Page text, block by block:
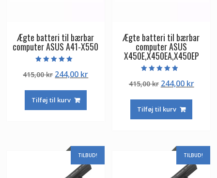
Ægte batteri til bærbar
computer ASUS A41-X550
5.00
ud af 5
415,00kr Den
pris
var:
244,00 krDen
Tilføj til kurv
Ægte batteri til bærbar
computer ASUS
X450E,X450EA,X450EP
4.50
ud af 5
415,00kr Den
pris
var:
244,00 krDen
Tilføj til kurv
TILBUD! TILBUD!